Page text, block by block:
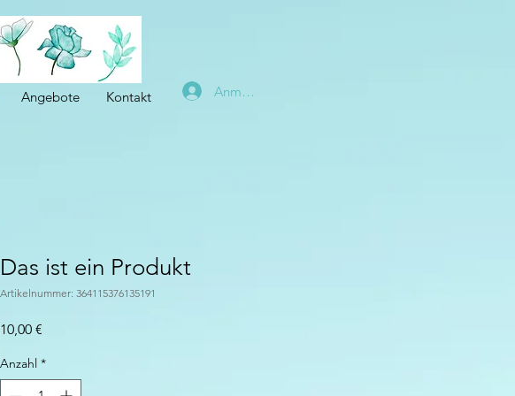
Angebote Kontakt Anmelden
Das ist ein Produkt
Artikelnummer: 364115376135191
10,00 €
Anzahl *